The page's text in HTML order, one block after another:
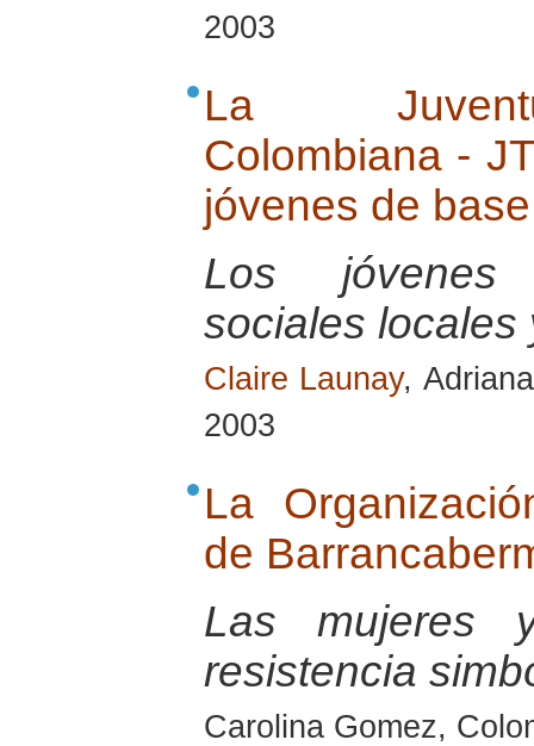
2003
La
Colombiana -
jóvenes de base
Los jóvenes
sociales locales
Claire Launay,
2003
La
de
Las mujeres
resistencia
Carolina Gomez,